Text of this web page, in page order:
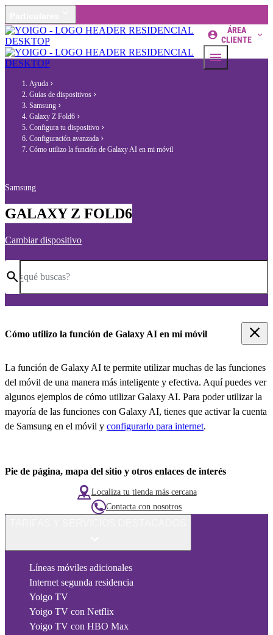
ÁREA
CLIENTE
Ayuda
Guías de dispositivos
Samsung
Galaxy Z Fold6
Configura tu dispositivo
Configuración avanzada
Cómo utilizo la función de Galaxy AI en mi móvil
Samsung
GALAXY Z FOLD6
Cambiar dispositivo
¿qué buscas?
Cómo utilizo la función de Galaxy AI en mi móvil
La función de Galaxy AI te permite utilizar muchas de las funciones
del móvil de una manera más inteligente y efectiva. Aquí puedes ver
algunos ejemplos de cómo utilizar Galaxy AI. Para poder utilizar la
mayoría de las funciones con Galaxy AI, tienes que activar la cuenta
de Samsung en el móvil y configurarlo para internet.
Pie de página, mapa del sitio y otros enlaces de interés
Localiza tu tienda más cercana
Contacta con nosotros
Líneas móviles adicionales
Internet segunda residencia
Yoigo TV
Yoigo TV con Netflix
Yoigo TV con HBO Max